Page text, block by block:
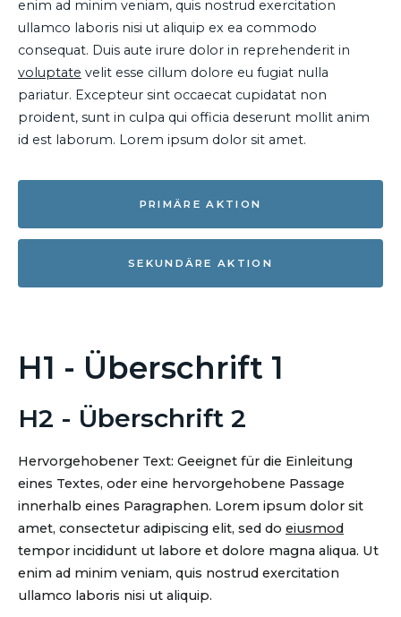
enim ad minim veniam, quis nostrud exercitation
ullamco laboris nisi ut aliquip ex ea commodo
consequat. Duis aute irure dolor in reprehenderit in
voluptate velit esse cillum dolore eu fugiat nulla
pariatur. Excepteur sint occaecat cupidatat non
proident, sunt in culpa qui officia deserunt mollit anim
id est laborum. Lorem ipsum dolor sit amet.
PRIMÄRE AKTION
SEKUNDÄRE AKTION
H1 - Überschrift 1
H2 - Überschrift 2
Hervorgehobener Text: Geeignet für die Einleitung
eines Textes, oder eine hervorgehobene Passage
innerhalb eines Paragraphen. Lorem ipsum dolor sit
amet, consectetur adipiscing elit, sed do eiusmod
tempor incididunt ut labore et dolore magna aliqua. Ut
enim ad minim veniam, quis nostrud exercitation
ullamco laboris nisi ut aliquip.